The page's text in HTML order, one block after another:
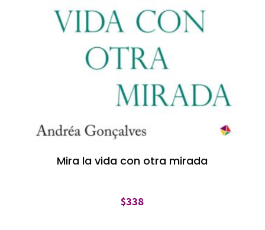
Mira la vida con otra mirada
$338